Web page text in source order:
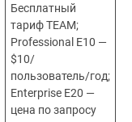
Бесплатный
тариф TEAM;
Professional E10 —
$10/
пользователь/год;
Enterprise E20 —
цена по запросу